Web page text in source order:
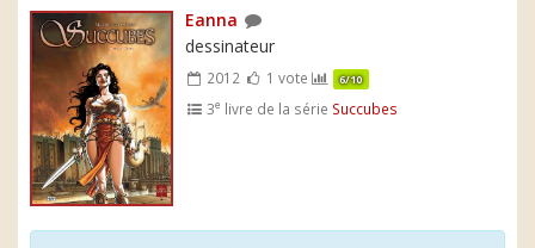
Eanna
dessinateur
2012 1 vote 6/10
3e livre de la série Succubes